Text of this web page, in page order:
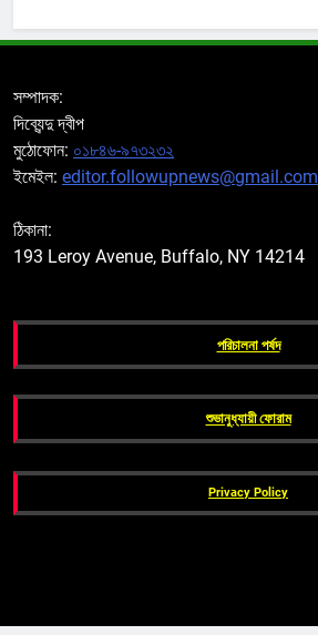
সম্পাদক:
দিব্যেন্দু দ্বীপ
মুঠোফোন: ০১৮৪৬-৯৭৩২৩২
ইমেইল: editor.followupnews@gmail.com
ঠিকানা:
193 Leroy Avenue, Buffalo, NY 14214
পরিচালনা পর্ষদ
শুভানুধ্যায়ী ফোরাম
Privacy Policy